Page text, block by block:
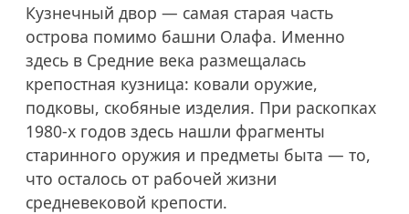
Кузнечный двор — самая старая часть
острова помимо башни Олафа. Именно
здесь в Средние века размещалась
крепостная кузница: ковали оружие,
подковы, скобяные изделия. При раскопках
1980-х годов здесь нашли фрагменты
старинного оружия и предметы быта — то,
что осталось от рабочей жизни
средневековой крепости.